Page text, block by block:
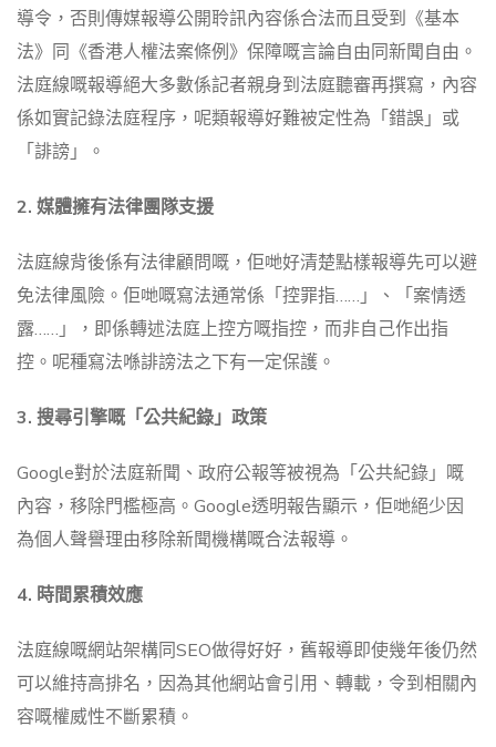
導令，否則傳媒報導公開聆訊內容係合法而且受到《基本
法》同《香港人權法案條例》保障嘅言論自由同新聞自由。
法庭線嘅報導絕大多數係記者親身到法庭聽審再撰寫，內容
係如實記錄法庭程序，呢類報導好難被定性為「錯誤」或
「誹謗」。
2. 媒體擁有法律團隊支援
法庭線背後係有法律顧問嘅，佢哋好清楚點樣報導先可以避
免法律風險。佢哋嘅寫法通常係「控罪指……」、「案情透
露……」，即係轉述法庭上控方嘅指控，而非自己作出指
控。呢種寫法喺誹謗法之下有一定保護。
3. 搜尋引擎嘅「公共紀錄」政策
Google對於法庭新聞、政府公報等被視為「公共紀錄」嘅
內容，移除門檻極高。Google透明報告顯示，佢哋絕少因
為個人聲譽理由移除新聞機構嘅合法報導。
4. 時間累積效應
法庭線嘅網站架構同SEO做得好好，舊報導即使幾年後仍然
可以維持高排名，因為其他網站會引用、轉載，令到相關內
容嘅權威性不斷累積。